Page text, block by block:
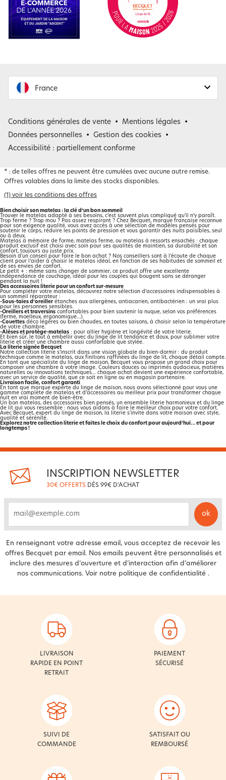
France
Belgique
Conditions générales de vente
Mentions légales
Données personnelles
Gestion des cookies
Accessibilité : partiellement conforme
* : de telles offres ne peuvent être cumulées avec aucune autre remise.
Offres valables dans la limite des stocks disponibles.
(1) voir les conditions des offres
Bien choisir son matelas : la clé d’un bon sommeil
Trouver le matelas adapté à ses besoins, c’est souvent plus compliqué qu’il n’y paraît.
Trop ferme ? Trop mou ? Pas assez respirant ? Chez Becquet, marque française reconnue
pour son exigence qualité, vous avez accès à une sélection de modèles pensés pour
soutenir le corps, réduire les points de pression et vous garantir des nuits paisibles, seul
ou à deux.
Matelas à mémoire de forme, matelas ferme, ou matelas à ressorts ensachés : chaque
produit exclusif est choisi avec soin pour ses qualités de maintien, sa durabilité et son
confort, toujours au juste prix.
Besoin d’un conseil pour faire le bon achat ? Nos conseillers sont à l’écoute de chaque
client pour l’aider à choisir le matelas idéal, en fonction de ses habitudes de sommeil et
de ses envies de confort.
Le petit + : même sans changer de sommier, ce produit offre une excellente
indépendance de couchage, idéal pour les couples qui bougent sans se déranger
pendant la nuit !
Des accessoires literie pour un confort sur-mesure
Pour compléter votre matelas, découvrez notre sélection d’accessoires indispensables à
un sommeil réparateur :
-Sous-taies d’oreiller étanches aux allergènes, antiacarien, antibactérien : un vrai plus
pour les personnes sensibles.
-Oreillers et traversins confortables pour bien soutenir la nuque, selon vos préférences
(ferme, moelleux, ergonomique…).
-Couettes déco légères ou bien chaudes, en toutes saisons, à choisir selon la température
de votre chambre.
-Alèses et protège-matelas : pour allier hygiène et longévité de votre literie.
Et bien sûr, le tout à embellir avec du linge de lit tendance et doux, pour sublimer votre
literie et créer une chambre aussi confortable que stylée.
La literie signée Becquet
Notre collection literie s’inscrit dans une vision globale du bien-dormir : du produit
technique comme le matelas, aux finitions raffinées du linge de lit, chaque détail compte.
En tant que spécialiste du linge de maison, Becquet vous propose un grand choix pour
composer une chambre à votre image. Couleurs douces ou imprimés audacieux, matières
naturelles ou innovations techniques… chaque achat devient une expérience confortable,
avec un service de qualité, que ce soit en ligne ou en magasin partenaire.
Livraison facile, confort garanti
En tant que marque experte du linge de maison, nous avons sélectionné pour vous une
gamme complète de matelas et d’accessoires au meilleur prix pour transformer chaque
nuit en vrai moment de bien-être.
Un bon matelas, des accessoires bien pensés, un ensemble literie harmonieux et du linge
de lit qui vous ressemble : nous vous aidons à faire le meilleur choix pour votre confort.
Avec Becquet, expert du linge de maison, la literie s'invite dans votre maison avec style,
qualité et sérénité.
Explorez notre collection literie et faites le choix du confort pour aujourd’hui… et pour
longtemps !
INSCRIPTION NEWSLETTER
30€ OFFERTS DÈS 99€ D'ACHAT
ok
En renseignant votre adresse email, vous acceptez de recevoir les
offres Becquet par email. Nos emails peuvent être personnalisés et
inclure des mesures d’ouverture et d’interaction afin d’améliorer
nos communications. Voir notre politique de confidentialité .
LIVRAISON
RAPIDE EN POINT
RETRAIT
PAIEMENT
SÉCURISÉ
SUIVI DE
COMMANDE
SATISFAIT OU
REMBOURSÉ